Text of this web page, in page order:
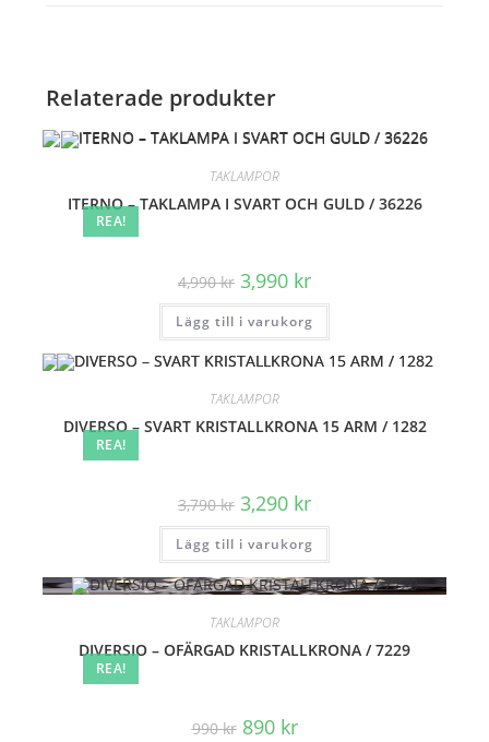
Relaterade produkter
REA!
TAKLAMPOR
ITERNO – TAKLAMPA I SVART OCH GULD / 36226
4,990kr Det
ursprungliga
priset
var:
4,990 kr.
3,990 krDet
priset
är:
3,990 kr.
Lägg till i varukorg
REA!
TAKLAMPOR
DIVERSO – SVART KRISTALLKRONA 15 ARM / 1282
3,790kr Det
ursprungliga
priset
var:
3,790 kr.
3,290 krDet
priset
är:
3,290 kr.
Lägg till i varukorg
REA!
TAKLAMPOR
DIVERSIO – OFÄRGAD KRISTALLKRONA / 7229
990kr Det
890 krDet